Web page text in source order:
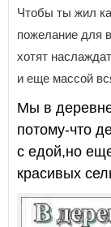
Чтобы ты жил
пожелание для
хотят
и еще массой
Мы в
потому-что
с едой,но
красивых